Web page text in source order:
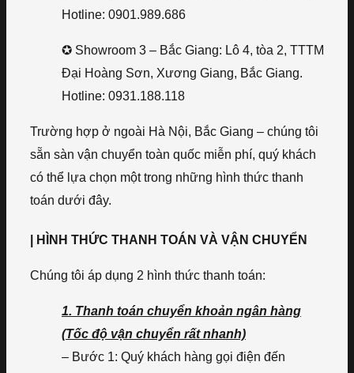
Hotline: 0901.989.686
✪ Showroom 3 – Bắc Giang: Lô 4, tòa 2, TTTM
Đại Hoàng Sơn, Xương Giang, Bắc Giang.
Hotline: 0931.188.118
Trường hợp ở ngoài Hà Nội, Bắc Giang – chúng tôi
sẵn sàn vận chuyển toàn quốc miễn phí, quý khách
có thể lựa chọn một trong những hình thức thanh
toán dưới đây.
| HÌNH THỨC THANH TOÁN VÀ VẬN CHUYỂN
Chúng tôi áp dụng 2 hình thức thanh toán:
1. Thanh toán chuyển khoản ngân hàng
(Tốc độ vận chuyển rất nhanh)
– Bước 1: Quý khách hàng gọi điện đến